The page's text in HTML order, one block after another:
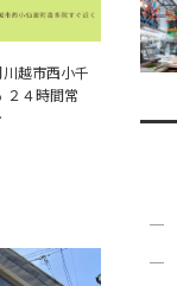
越市西小千
２４時間常